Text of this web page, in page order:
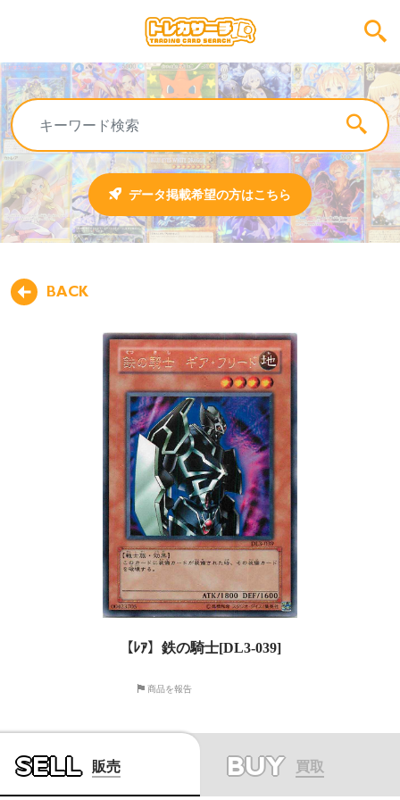
データ掲載希望の方はこちら
BACK
【ﾚｱ】鉄の騎士[DL3-039]
商品を報告
SELL 販売 BUY 買取